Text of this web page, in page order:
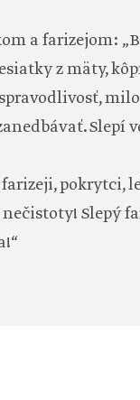
a farizejom:
z mäty,
Slepí
pokrytci,
Slepý